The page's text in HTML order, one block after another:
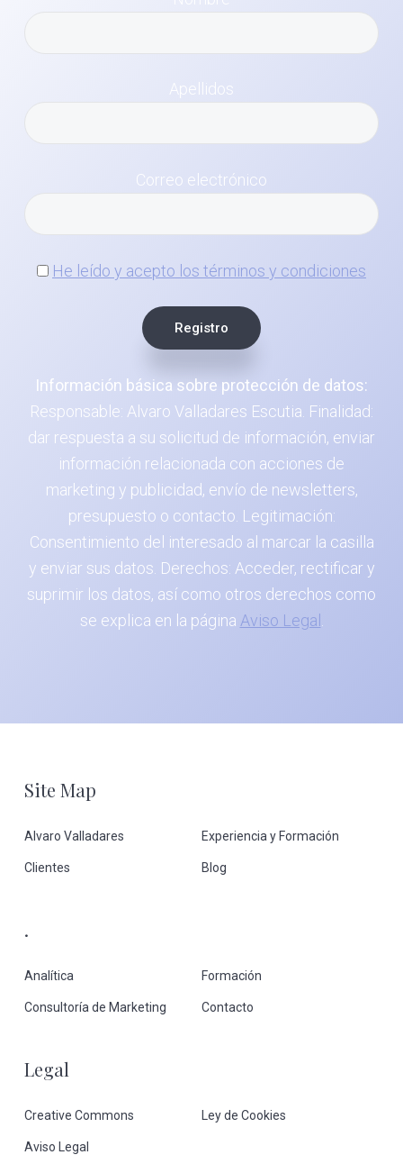
Apellidos
Correo electrónico
He leído y acepto los términos y condiciones
Información básica sobre protección de datos:
Responsable: Alvaro Valladares Escutia. Finalidad:
dar respuesta a su solicitud de información, enviar
información relacionada con acciones de
marketing y publicidad, envío de newsletters,
presupuesto o contacto. Legitimación:
Consentimiento del interesado al marcar la casilla
y enviar sus datos. Derechos: Acceder, rectificar y
suprimir los datos, así como otros derechos como
se explica en la página Aviso Legal
Footer
Site Map
Alvaro Valladares Experiencia y Formación
Clientes Blog
.
Analítica Formación
Consultoría de Marketing Contacto
Legal
Creative Commons Ley de Cookies
Aviso Legal